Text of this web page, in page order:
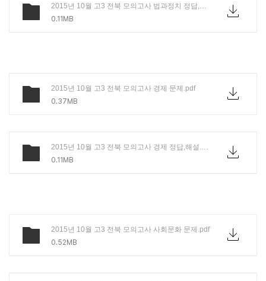
2015년 10월 고3 전북 모의고사 법과정치 정답,해설.PDF
0.11MB
2015년 10월 고3 전북 모의고사 경제 문제.pdf
0.37MB
2015년 10월 고3 전북 모의고사 경제 정답,해설.PDF
0.11MB
2015년 10월 고3 전북 모의고사 사회문화 문제.pdf
0.52MB